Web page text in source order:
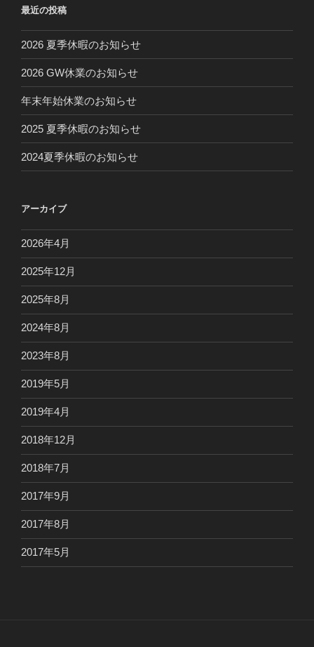
最近の投稿
2026 夏季休暇のお知らせ
2026 GW休業のお知らせ
年末年始休業のお知らせ
2025 夏季休暇のお知らせ
2024夏季休暇のお知らせ
アーカイブ
2026年4月
2025年12月
2025年8月
2024年8月
2023年8月
2019年5月
2019年4月
2018年12月
2018年7月
2017年9月
2017年8月
2017年5月